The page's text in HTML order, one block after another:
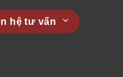
hệ tư vấn